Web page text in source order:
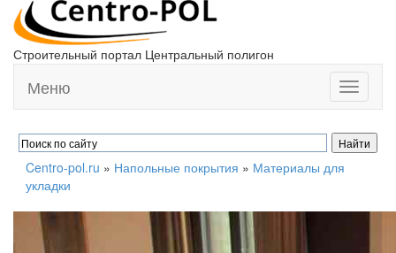
Строительный портал Центральный полигон
Toggle
Меню
Centro-pol.ru » Напольные покрытия » Материалы для
укладки